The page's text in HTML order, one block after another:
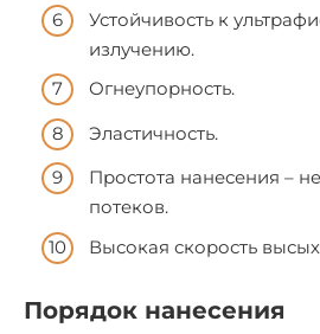
Устойчивость к
излучению.
Огнеупорность.
Эластичность.
Простота нанесения –
потеков.
Высокая скорость
Порядок нанесения